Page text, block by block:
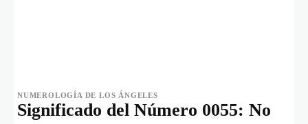
NUMEROLOGÍA DE LOS ÁNGELES
Significado del Número 0055: No